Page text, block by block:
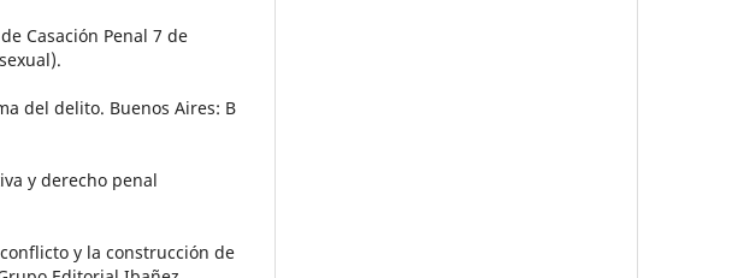
Casación Penal 7 de
del delito. Buenos Aires: B
y derecho penal
y la construcción de